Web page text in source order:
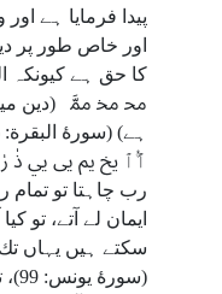
پیدا فرمایا ہے
اور خاص طور پر
کا حق ہے کیونکہ
ﳏ ﳐ ﳑﱠ (دین میں
ﭐﱡﭐ ﱗ ﱘ ﱙ ﱚ ﱛ ﱜ ﱝ
رب چاہتا تو
ايمان لے آتے، تو
سكتے ہيں يہاں